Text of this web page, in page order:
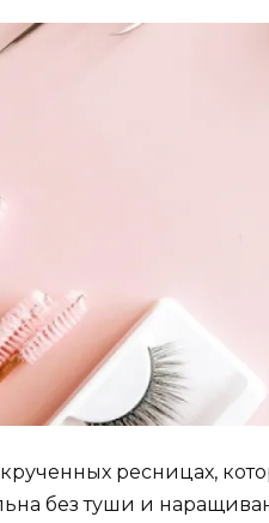
ресницах,
без туши и